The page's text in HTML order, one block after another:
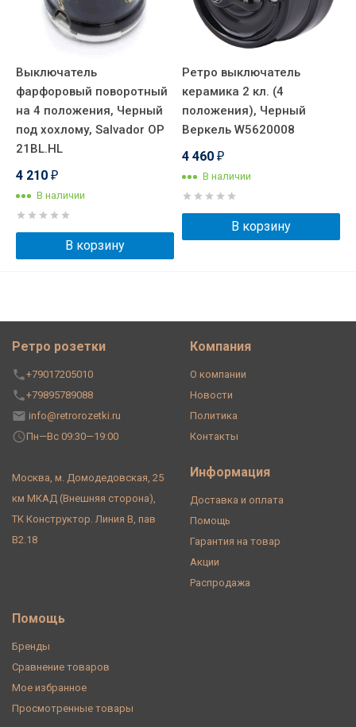
Выключатель
фарфоровый поворотный
на 4 положения, Черный
под хохлому, Salvador OP
21BL.HL
4 210 ₽
В наличии
В корзину
Ретро выключатель
керамика 2 кл. (4
положения), Черный
Веркель W5620008
4 460 ₽
В наличии
В корзину
Ретро розетки
+79017205010
+79895789088
info@retrorozetki.ru
Пн—Вс 09:30—19:00
Москва, м. Домодедовская, 25
км МКАД (Внешняя сторона),
ТК Конструктор. Линия В, пав
В2.18
Компания
О компании
Новости
Политика
Контакты
Информация
Доставка и оплата
Помощь
Гарантия на товар
Акции
Распродажа
Помощь
Бренды
Сравнение товаров
Мое избранное
Просмотренные товары